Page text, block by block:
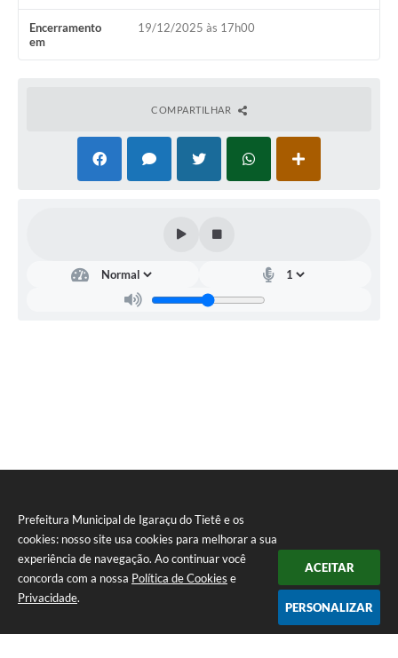
Prefeitura Municipal de Igaraçu do Tietê e os
cookies: nosso site usa cookies para melhorar a sua
experiência de navegação. Ao continuar você
concorda com a nossa Política de Cookies e
Privacidade.
ACEITAR
PERSONALIZAR
Encerramento
em
19/12/2025 às 17h00
COMPARTILHAR